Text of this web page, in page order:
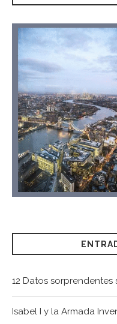
12 Datos sorprendentes
Isabel I y la Armada